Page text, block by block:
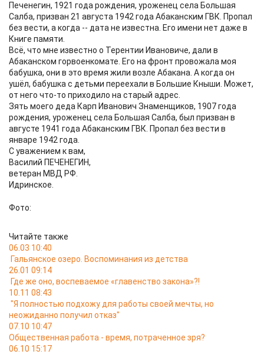
Печенегин, 1921 года рождения, уроженец села Большая
Салба, призван 21 августа 1942 года Абаканским ГВК. Пропал
без вести, а когда -- дата не известна. Его имени нет даже в
Книге памяти.
Всё, что мне известно о Терентии Ивановиче, дали в
Абаканском горвоенкомате. Его на фронт провожала моя
бабушка, они в это время жили возле Абакана. А когда он
ушёл, бабушка с детьми переехали в Большие Кныши. Может,
от него что-то приходило на старый адрес.
Зять моего деда Карп Иванович Знаменщиков, 1907 года
рождения, уроженец села Большая Салба, был призван в
августе 1941 года Абаканским ГВК. Пропал без вести в
январе 1942 года.
С уважением к вам,
Василий ПЕЧЕНЕГИН,
ветеран МВД РФ.
Идринское.
Фото:
Читайте также
06.03 10:40
Гальянское озеро. Воспоминания из детства
26.01 09:14
Где же оно, воспеваемое «главенство закона»?!
10.11 08:43
"Я полностью подхожу для работы своей мечты, но
неожиданно получил отказ"
07.10 10:47
Общественная работа - время, потраченное зря?
06.10 15:17